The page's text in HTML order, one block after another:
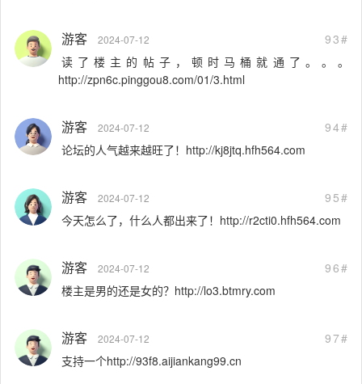
游客 2024-07-12
93#
读了楼主的帖子，顿时马桶就通了。。。
http://zpn6c.pinggou8.com/01/3.html
游客 2024-07-12
94#
论坛的人气越来越旺了！http://kj8jtq.hfh564.com
游客 2024-07-12
95#
今天怎么了，什么人都出来了！http://r2cti0.hfh564.com
游客 2024-07-12
96#
楼主是男的还是女的？http://lo3.btmry.com
游客 2024-07-12
97#
支持一个http://93f8.aijiankang99.cn